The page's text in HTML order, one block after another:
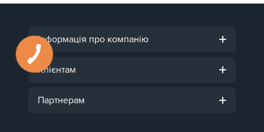
Інформація про компанію
Клієнтам
Партнерам